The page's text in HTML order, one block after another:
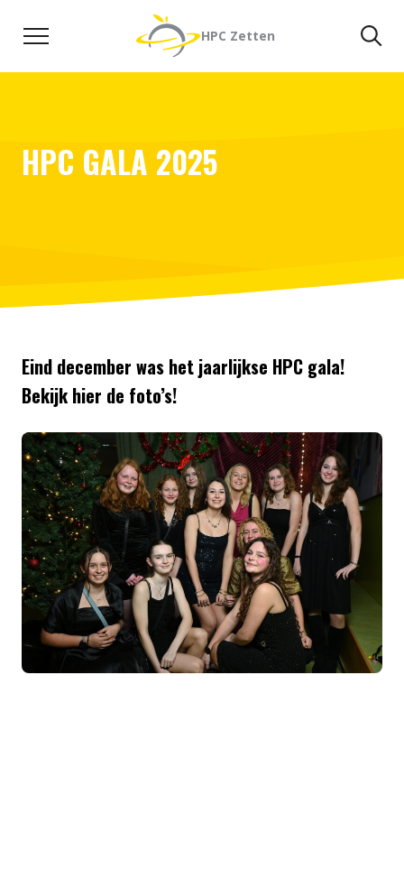
HPC Zetten
HPC GALA 2025
Eind december was het jaarlijkse HPC gala!
Bekijk hier de foto’s!